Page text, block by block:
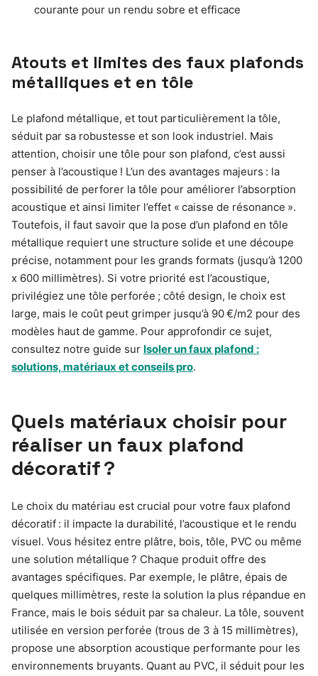
courante pour un rendu sobre et efficace
Atouts et limites des faux plafonds
métalliques et en tôle
Le plafond métallique, et tout particulièrement la tôle,
séduit par sa robustesse et son look industriel. Mais
attention, choisir une tôle pour son plafond, c’est aussi
penser à l’acoustique ! L’un des avantages majeurs : la
possibilité de perforer la tôle pour améliorer l’absorption
acoustique et ainsi limiter l’effet « caisse de résonance ».
Toutefois, il faut savoir que la pose d’un plafond en tôle
métallique requiert une structure solide et une découpe
précise, notamment pour les grands formats (jusqu’à 1200
x 600 millimètres). Si votre priorité est l’acoustique,
privilégiez une tôle perforée ; côté design, le choix est
large, mais le coût peut grimper jusqu’à 90 €/m2 pour des
modèles haut de gamme. Pour approfondir ce sujet,
consultez notre guide sur Isoler un faux plafond :
solutions, matériaux et conseils pro.
Quels matériaux choisir pour
réaliser un faux plafond
décoratif ?
Le choix du matériau est crucial pour votre faux plafond
décoratif : il impacte la durabilité, l’acoustique et le rendu
visuel. Vous hésitez entre plâtre, bois, tôle, PVC ou même
une solution métallique ? Chaque produit offre des
avantages spécifiques. Par exemple, le plâtre, épais de
quelques millimètres, reste la solution la plus répandue en
France, mais le bois séduit par sa chaleur. La tôle, souvent
utilisée en version perforée (trous de 3 à 15 millimètres),
propose une absorption acoustique performante pour les
environnements bruyants. Quant au PVC, il séduit pour les